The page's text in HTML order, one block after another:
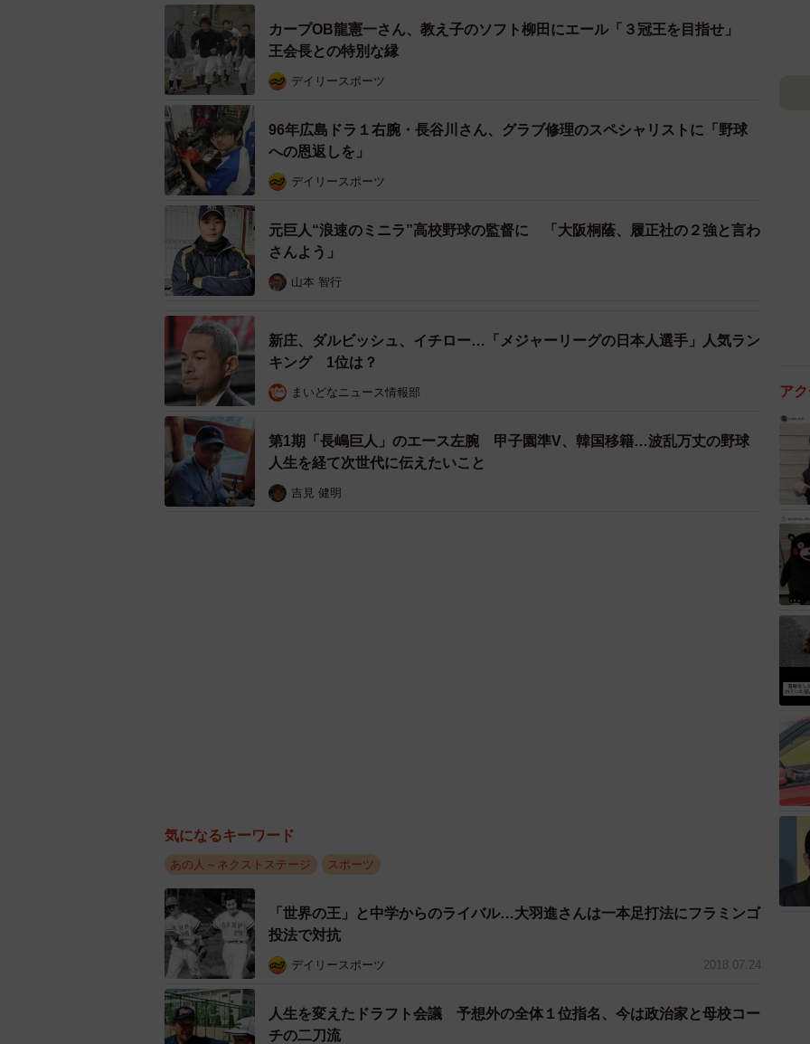
カープOB龍憲一さん、教え子のソフト柳田にエール「３冠王を目指せ」
王会長との特別な縁
デイリースポーツ
96年広島ドラ１右腕・長谷川さん、グラブ修理のスペシャリストに「野球
への恩返しを」
デイリースポーツ
元巨人“浪速のミニラ”高校野球の監督に 「大阪桐蔭、履正社の２強と言わ
さんよう」
山本 智行
新庄、ダルビッシュ、イチロー…「メジャーリーグの日本人選手」人気ラン
キング 1位は？
まいどなニュース情報部
第1期「長嶋巨人」のエース左腕 甲子園準V、韓国移籍…波乱万丈の野球
人生を経て次世代に伝えたいこと
吉見 健明
気になるキーワード
あの人～ネクストステージ スポーツ
「世界の王」と中学からのライバル…大羽進さんは一本足打法にフラミンゴ
投法で対抗
デイリースポーツ 2018.07.24
人生を変えたドラフト会議 予想外の全体１位指名、今は政治家と母校コー
チの二刀流
ア